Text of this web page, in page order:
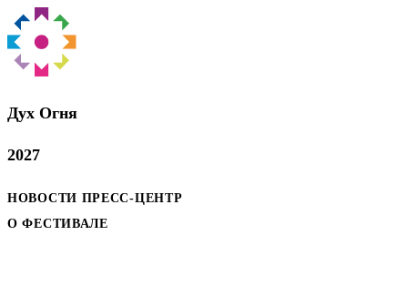
Дух Oгня
2027
НОВОСТИ ПРЕСС-ЦЕНТР
О ФЕСТИВАЛЕ